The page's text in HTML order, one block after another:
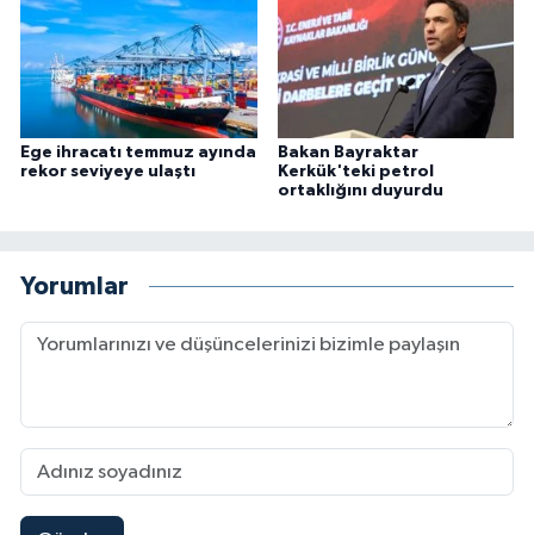
Ege ihracatı temmuz ayında
rekor seviyeye ulaştı
Bakan Bayraktar
Kerkük'teki petrol
ortaklığını duyurdu
Yorumlar